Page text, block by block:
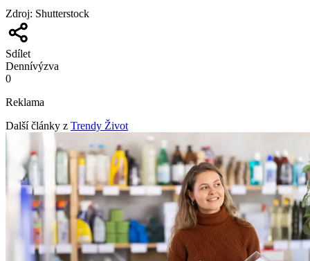
Zdroj: Shutterstock
Sdílet
Dennívýzva
0
Reklama
Další články z Trendy Život